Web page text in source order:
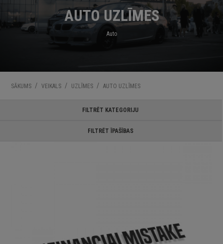
AUTO UZLĪMES
Auto
SĀKUMS / VEIKALS / UZLĪMES / AUTO UZLĪMES
FILTRĒT KATEGORIJU
FILTRĒT ĪPAŠĪBAS